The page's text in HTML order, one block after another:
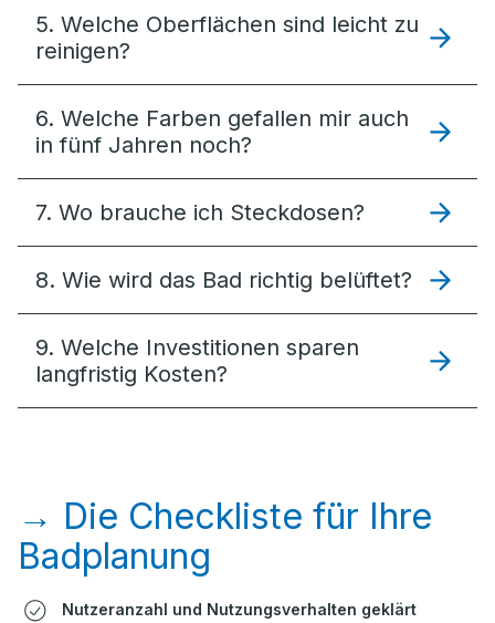
5. Welche Oberflächen sind leicht zu
reinigen?
6. Welche Farben gefallen mir auch
in fünf Jahren noch?
7. Wo brauche ich Steckdosen?
8. Wie wird das Bad richtig belüftet?
9. Welche Investitionen sparen
langfristig Kosten?
→ Die Checkliste für Ihre
Badplanung
Nutzeranzahl und Nutzungsverhalten geklärt